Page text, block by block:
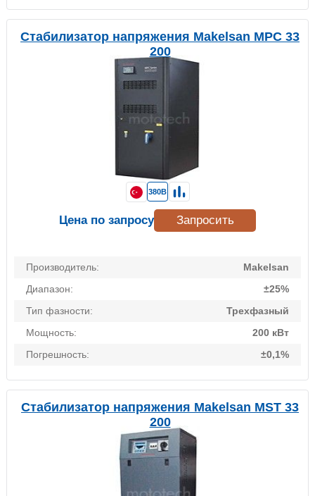
Стабилизатор напряжения Makelsan MPC 33
200
Производитель:
Makelsan
Диапазон:
±25%
Тип фазности:
Трехфазный
Мощность:
200 кВт
Погрешность:
±0,1%
380В
Цена по запросу Запросить
Стабилизатор напряжения Makelsan MST 33
200